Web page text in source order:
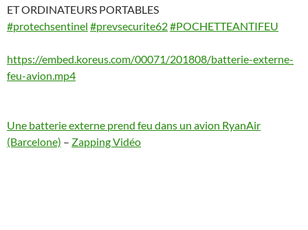
ET ORDINATEURS PORTABLES
#protechsentinel #prevsecurite62#POCHETTEANTIFEU
https://embed.koreus.com/00071/201808/batterie-externe-
feu-avion.mp4
Une batterie externe prend feu dans un avion RyanAir
(Barcelone) – Zapping Vidéo